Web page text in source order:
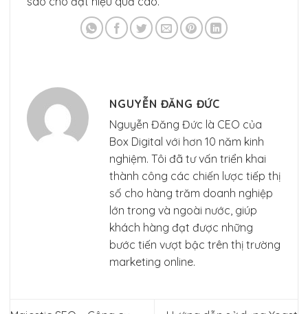
NGUYỄN ĐĂNG ĐỨC
Nguyễn Đăng Đức là CEO của
Box Digital với hơn 10 năm kinh
nghiệm. Tôi đã tư vấn triển khai
thành công các chiến lược tiếp thị
số cho hàng trăm doanh nghiệp
lớn trong và ngoài nước, giúp
khách hàng đạt được những
bước tiến vượt bậc trên thị trường
marketing online.